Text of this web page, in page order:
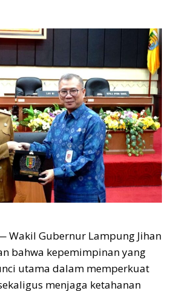
Wakil Gubernur Lampung Jihan
bahwa kepemimpinan yang
utama dalam memperkuat
menjaga ketahanan